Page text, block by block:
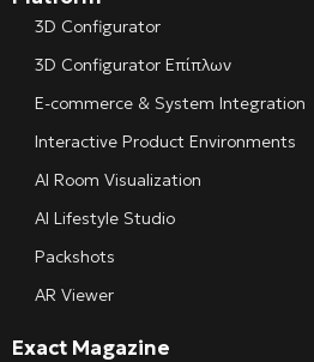
3D Configurator
3D Configurator Επίπλων
E-commerce & System Integration
Interactive Product Environments
AI Room Visualization
AI Lifestyle Studio
Packshots
AR Viewer
Exact Magazine